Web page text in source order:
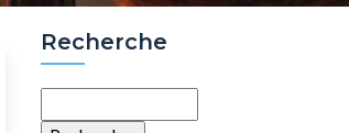
Recherche